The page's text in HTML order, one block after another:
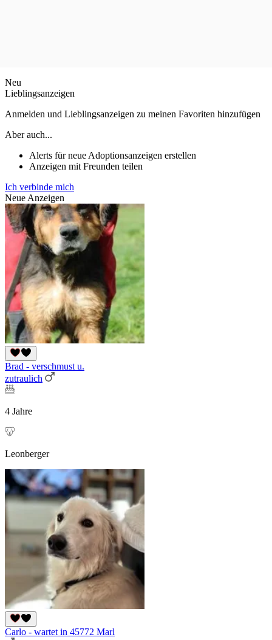
Neu
Lieblingsanzeigen
Anmelden und Lieblingsanzeigen zu meinen Favoriten hinzufügen
Aber auch...
Alerts für neue Adoptionsanzeigen erstellen
Anzeigen mit Freunden teilen
Ich verbinde mich
Neue Anzeigen
Brad - verschmust u.
zutraulich
4 Jahre
Leonberger
Carlo - wartet in 45772 Marl